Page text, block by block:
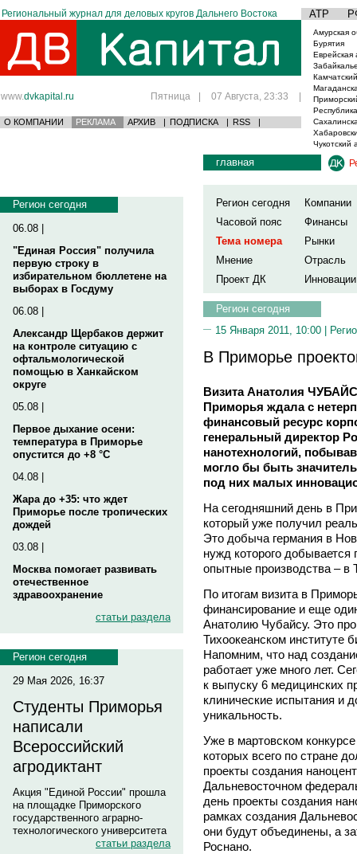
Региональный журнал для деловых кругов Дальнего Востока АТР
www.dvkapital.ru Пятница | 07 Августа, 23:33 |
О КОМПАНИИ РЕКЛАМА АРХИВ | ПОДПИСКА | RSS |
Амурская
Бурятия
Еврейская
Чукотский
Регион сегодня
06.08 |
"Единая Россия" получила
первую строку в
избирательном бюллетене на
выборах в Госдуму
06.08 |
Александр Щербаков держит
на контроле ситуацию с
офтальмологической
помощью в Ханкайском
округе
05.08 |
Первое дыхание осени:
температура в Приморье
опустится до +8 °C
04.08 |
Жара до +35: что ждет
Приморье после тропических
дождей
03.08 |
Москва помогает развивать
отечественное
здравоохранение
статьи раздела
Регион сегодня
29 Мая 2026, 16:37
Студенты Приморья
написали
Всероссийский
агродиктант
Акция "Единой России" прошла
на площадке Приморского
государственного аграрно-
технологического университета
статьи раздела
главная
Регион сегодня
Компании
Часовой пояс
Финансы
Тема номера
Рынки
Мнение
Отрасль
Проект ДК
Инновации
Регион сегодня
15 Января 2011, 10:00 |
В Приморье
Визита Анатолия
Приморья ждала с
финансовый ресурс
генеральный директор
нанотехнологий,
могло бы быть
под них малых
На сегодняшний день в
который уже получил
Это добыча германия в
нужд которого
опытные производства – в
По итогам визита в
финансирование и еще
Анатолию Чубайсу. Это
Тихоокеанском институте
Напомним, что над
работает уже много лет.
к выпуску 6 медицинских
клинические испытания и
уникальность.
Уже в мартовском
которых всего по стране
проекты создания
Дальневосточном
день проекты создания
рамках создания
они будут объединены, а
Роснано.